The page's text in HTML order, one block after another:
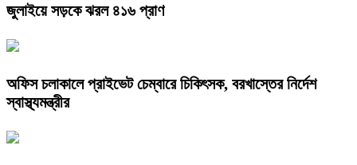
জুলাইয়ে সড়কে ঝরল ৪১৬ প্রাণ
অফিস চলাকালে প্রাইভেট চেম্বারে চিকিৎসক, বরখাস্তের নির্দেশ
স্বাস্থ্যমন্ত্রীর